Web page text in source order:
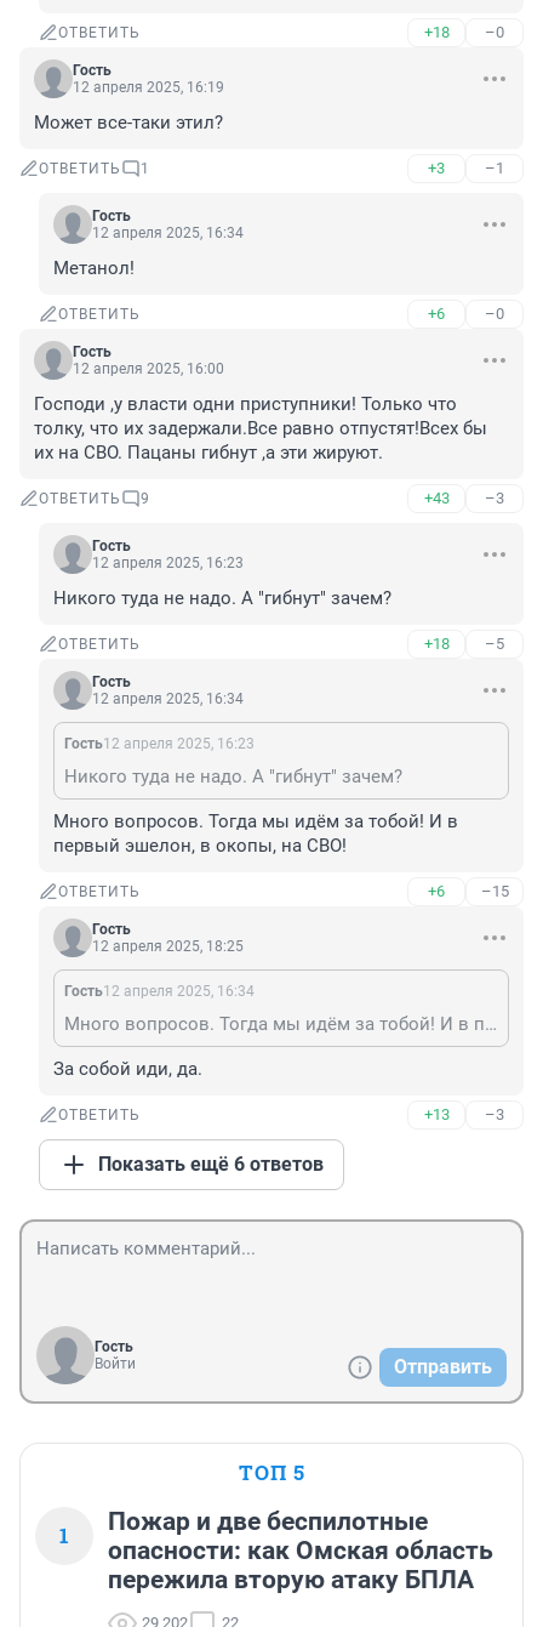
ОТВЕТИТЬ +18 –0
Гость
12 апреля 2025, 16:19
Может все-таки этил?
ОТВЕТИТЬ 1 +3 –1
Гость
12 апреля 2025, 16:34
Метанол!
ОТВЕТИТЬ +6 –0
Гость
12 апреля 2025, 16:00
Господи ,у власти одни приступники! Только что
толку, что их задержали.Все равно отпустят!Всех бы
их на СВО. Пацаны гибнут ,а эти жируют.
ОТВЕТИТЬ 9 +43 –3
Гость
12 апреля 2025, 16:23
Никого туда не надо. А "гибнут" зачем?
ОТВЕТИТЬ +18 –5
Гость
12 апреля 2025, 16:34
Гость12 апреля 2025, 16:23
Никого туда не надо. А "гибнут" зачем?
Много вопросов. Тогда мы идём за тобой! И в
первый эшелон, в окопы, на СВО!
ОТВЕТИТЬ +6 –15
Гость
12 апреля 2025, 18:25
Гость12 апреля 2025, 16:34
Много вопросов. Тогда мы идём за тобой! И в первый эшелон, в окопы, на СВО!
За собой иди, да.
ОТВЕТИТЬ +13 –3
Показать ещё 6 ответов
Гость
Войти
Отправить
ТОП 5
1
Пожар и две беспилотные
опасности: как Омская область
пережила вторую атаку БПЛА
29 202 22